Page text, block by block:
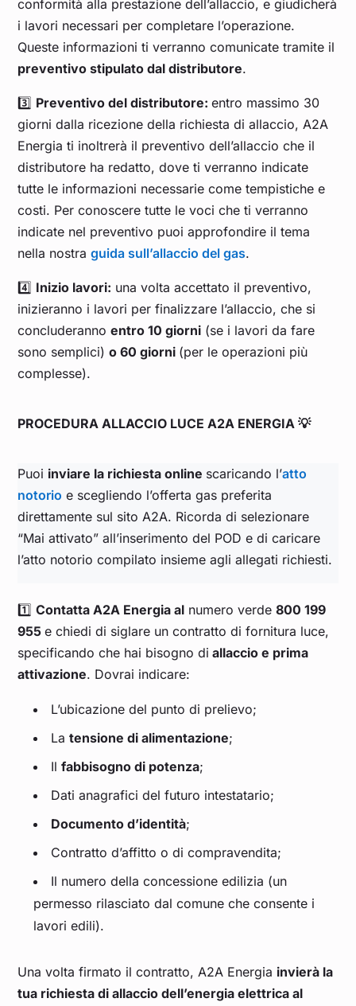
conformità alla prestazione dell’allaccio, e giudicherà
i lavori necessari per completare l’operazione.
Queste informazioni ti verranno comunicate tramite il
preventivo stipulato dal distributore.
3️⃣ Preventivo del distributore:entro massimo 30
giorni dalla ricezione della richiesta di allaccio, A2A
Energia ti inoltrerà il preventivo dell’allaccio che il
distributore ha redatto, dove ti verranno indicate
tutte le informazioni necessarie come tempistiche e
costi. Per conoscere tutte le voci che ti verranno
indicate nel preventivo puoi approfondire il tema
nella nostraguida sull’allaccio del gas.
4️⃣ Inizio lavori: una volta accettato il preventivo,
inizieranno i lavori per finalizzare l’allaccio, che si
concluderannoentro 10 giorni (se i lavori da fare
sono semplici)o 60 giorni (per le operazioni più
complesse).
PROCEDURA ALLACCIO LUCE A2A ENERGIA 💡
Puoi inviare la richiesta online scaricando l’atto
notorio e scegliendo l’offerta gas preferita
direttamente sul sito A2A. Ricorda di selezionare
“Mai attivato” all’inserimento del POD e di caricare
l’atto notorio compilato insieme agli allegati richiesti.
1️⃣Contatta A2A Energia al numero verde800 199
955e chiedi di siglare un contratto di fornitura luce,
specificando che hai bisogno di allaccio e prima
attivazione. Dovrai indicare:
L’ubicazione del punto di prelievo;
Latensione di alimentazione;
Ilfabbisogno di potenza;
Dati anagrafici del futuro intestatario;
Documento d’identità;
Contratto d’affitto o di compravendita;
Il numero della concessione edilizia (un
permesso rilasciato dal comune che consente i
lavori edili).
Una volta firmato il contratto, A2A Energia invierà la
tua richiesta di allaccio dell’energia elettrica al